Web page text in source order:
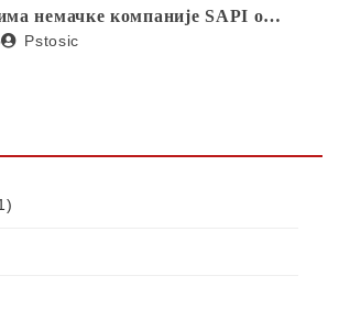
немачке компаније SAPI о
у Србији
Pstosic